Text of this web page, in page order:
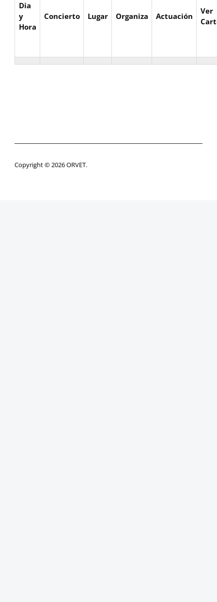
Dia
y
Hora
Concierto Lugar Organiza Actuación
Ver
Copyright © 2026 ORVET.